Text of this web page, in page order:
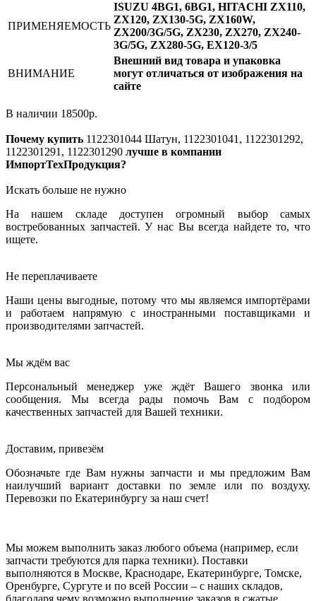
ПРИМЕНЯЕМОСТЬ
ISUZU 4BG1, 6BG1, HITACHI ZX110,
ZX120, ZX130-5G, ZX160W,
ZX200/3G/5G, ZX230, ZX270, ZX240-
3G/5G, ZX280-5G, EX120-3/5
ВНИМАНИЕ
Внешний вид товара и упаковка
могут отличаться от изображения на
сайте
В наличии 18500р.
Почему купить 1122301044 Шатун, 1122301041, 1122301292,
1122301291, 1122301290 лучше в компании
ИмпортТехПродукция?
Искать больше не нужно
На нашем складе доступен огромный выбор самых
востребованных запчастей. У нас Вы всегда найдете то, что
ищете.
Не переплачиваете
Наши цены выгодные, потому что мы являемся импортёрами
и работаем напрямую с иностранными поставщиками и
производителями запчастей.
Мы ждём вас
Персональный менеджер уже ждёт Вашего звонка или
сообщения. Мы всегда рады помочь Вам с подбором
качественных запчастей для Вашей техники.
Доставим, привезём
Обозначьте где Вам нужны запчасти и мы предложим Вам
наилучший вариант доставки по земле или по воздуху.
Перевозки по Екатеринбургу за наш счет!
Мы можем выполнить заказ любого объема (например, если
запчасти требуются для парка техники). Поставки
выполняются в Москве, Краснодаре, Екатеринбурге, Томске,
Оренбурге, Сургуте и по всей России – с наших складов,